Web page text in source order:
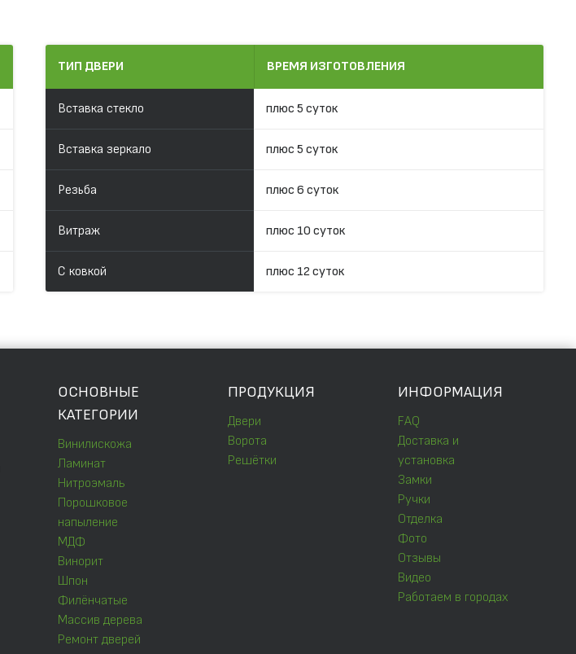
ТИП ДВЕРИ ВРЕМЯ ИЗГОТОВЛЕНИЯ
Вставка стекло плюс 5 суток
Вставка зеркало плюс 5 суток
Резьба плюс 6 суток
Витраж плюс 10 суток
С ковкой плюс 12 суток
ОСНОВНЫЕ
КАТЕГОРИИ
Винилискожа
Ламинат
Нитроэмаль
Порошковое
напыление
МДФ
Винорит
Шпон
Филёнчатые
Массив дерева
Ремонт дверей
ПРОДУКЦИЯ
Двери
Ворота
Решётки
ИНФОРМАЦИЯ
FAQ
Доставка и
установка
Замки
Ручки
Отделка
Фото
Отзывы
Видео
Работаем в городах